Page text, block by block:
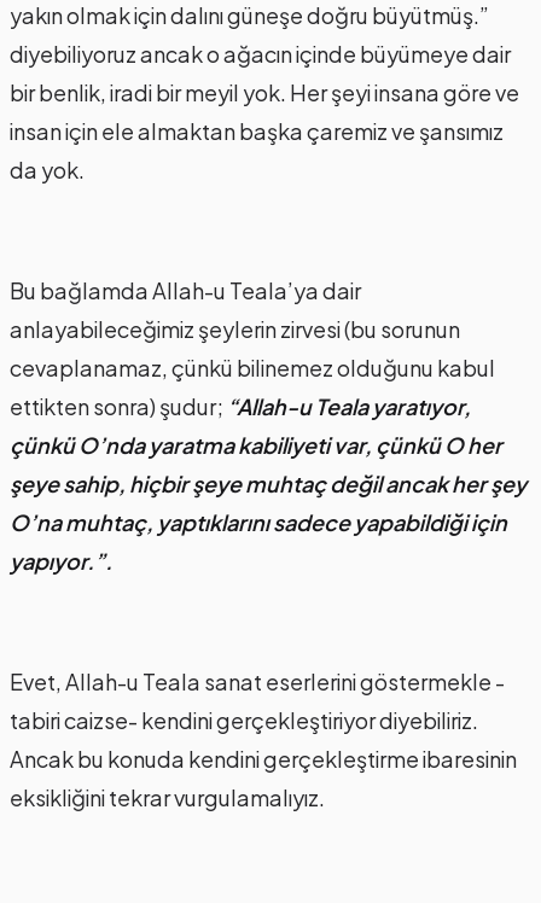
yakın olmak için dalını güneşe doğru büyütmüş.”
diyebiliyoruz ancak o ağacın içinde büyümeye dair
bir benlik, iradi bir meyil yok. Her şeyi insana göre ve
insan için ele almaktan başka çaremiz ve şansımız
da yok.
Bu bağlamda Allah-u Teala’ya dair
anlayabileceğimiz şeylerin zirvesi (bu sorunun
cevaplanamaz, çünkü bilinemez olduğunu kabul
ettikten sonra) şudur; “Allah-u Teala yaratıyor,
çünkü O’nda yaratma kabiliyeti var, çünkü O her
şeye sahip, hiçbir şeye muhtaç değil ancak her şey
O’na muhtaç, yaptıklarını sadece yapabildiği için
yapıyor.”.
Evet, Allah-u Teala sanat eserlerini göstermekle -
tabiri caizse- kendini gerçekleştiriyor diyebiliriz.
Ancak bu konuda kendini gerçekleştirme ibaresinin
eksikliğini tekrar vurgulamalıyız.